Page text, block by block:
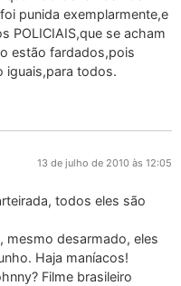
punida exemplarmente,e
POLICIAIS,que se acham
estão fardados,pois
iguais,para todos.
13 de julho de 2010 às 12:05
todos eles são
mesmo desarmado, eles
Haja maníacos!
Filme brasileiro